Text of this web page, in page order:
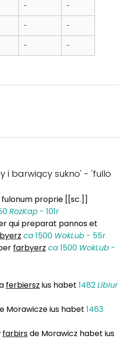
- -
- -
- -
i barwiący sukno' - 'fullo
fulonum proprie [[sc.]]
RozKap - 101r
qui preparat pannos et
ca1500 WokLub - 55r
farbyerz ca1500 WokLub -
ferbiersz ius habet 1482LibIur
Morawicze ius habet 1463
farbirsde Morawicz habet ius